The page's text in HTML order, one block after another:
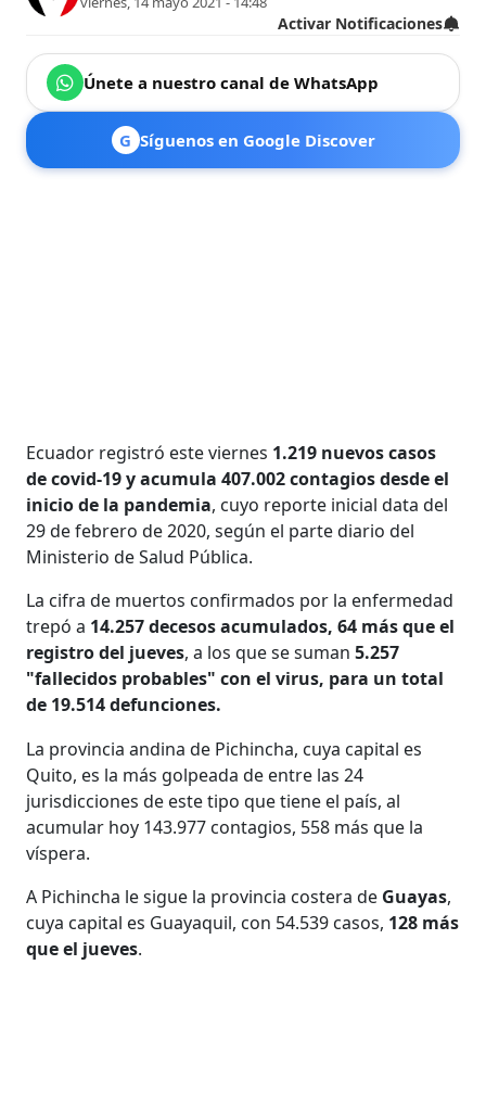
Activar Notificaciones
Únete a nuestro canal de WhatsApp
G Síguenos en Google Discover
Ecuador registró este viernes 1.219 nuevos casos
de covid-19 y acumula 407.002 contagios desde el
inicio de la pandemia, cuyo reporte inicial data del
29 de febrero de 2020, según el parte diario del
Ministerio de Salud Pública.
La cifra de muertos confirmados por la enfermedad
trepó a 14.257 decesos acumulados, 64 más que el
registro del jueves, a los que se suman5.257
"fallecidos probables" con el virus, para un total
de 19.514 defunciones.
La provincia andina de Pichincha, cuya capital es
Quito, es la más golpeada de entre las 24
jurisdicciones de este tipo que tiene el país, al
acumular hoy 143.977 contagios, 558 más que la
víspera.
A Pichincha le sigue la provincia costera de Guayas,
cuya capital es Guayaquil, con 54.539 casos, 128 más
que el jueves.